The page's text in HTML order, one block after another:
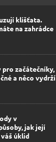
klíšťata.
na zahrádce
začátečníky,
a něco vydrží
v
jak její
úklid